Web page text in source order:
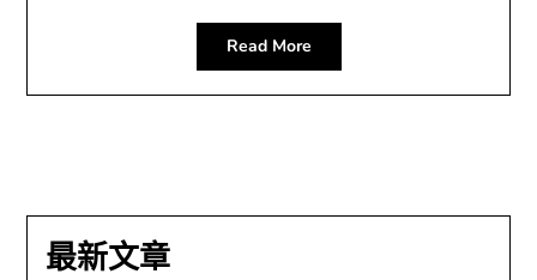
Read More
最新文章